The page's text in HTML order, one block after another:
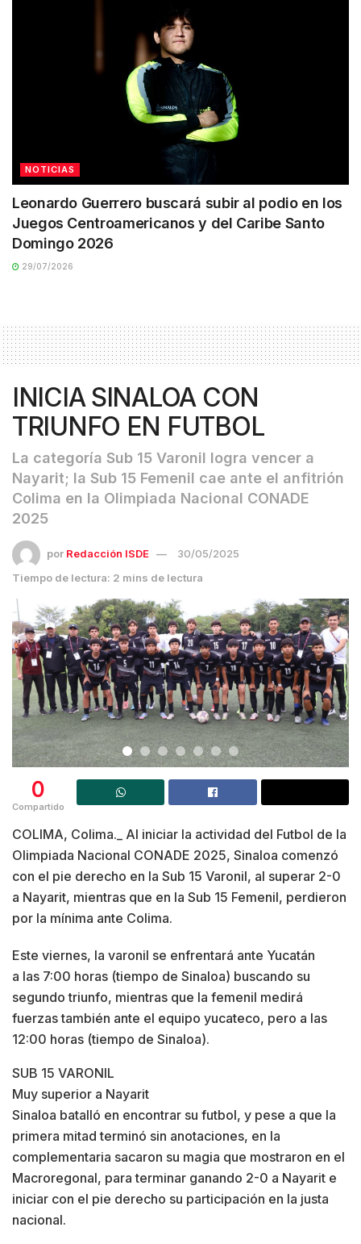
NOTICIAS
Leonardo Guerrero buscará subir al podio en los
Juegos Centroamericanos y del Caribe Santo
Domingo 2026
29/07/2026
INICIA SINALOA CON
TRIUNFO EN FUTBOL
La categoría Sub 15 Varonil logra vencer a
Nayarit; la Sub 15 Femenil cae ante el anfitrión
Colima en la Olimpiada Nacional CONADE
2025
por Redacción ISDE
30/05/2025
Tiempo de lectura: 2 mins de lectura
0
Compartido
COLIMA, Colima._ Al iniciar la actividad del Futbol de la
Olimpiada Nacional CONADE 2025, Sinaloa comenzó
con el pie derecho en la Sub 15 Varonil, al superar 2-0
a Nayarit, mientras que en la Sub 15 Femenil, perdieron
por la mínima ante Colima.
Este viernes, la varonil se enfrentará ante Yucatán
a las 7:00 horas (tiempo de Sinaloa) buscando su
segundo triunfo, mientras que la femenil medirá
fuerzas también ante el equipo yucateco, pero a las
12:00 horas (tiempo de Sinaloa).
SUB 15 VARONIL
Muy superior a Nayarit
Sinaloa batalló en encontrar su futbol, y pese a que la
primera mitad terminó sin anotaciones, en la
complementaria sacaron su magia que mostraron en el
Macroregonal, para terminar ganando 2-0 a Nayarit e
iniciar con el pie derecho su participación en la justa
nacional.